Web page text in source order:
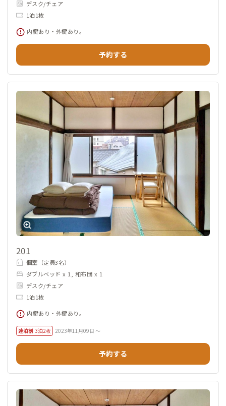
デスク/チェア
1泊1枚
内鍵あり・外鍵あり。
予約する
201
個室（定員3名）
ダブルベッド x 1, 和布団 x 1
デスク/チェア
1泊1枚
内鍵あり・外鍵あり。
連泊割 3泊2枚 2023年11月09日 ～
予約する